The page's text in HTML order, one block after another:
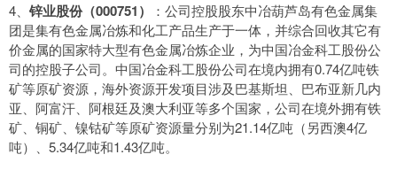
4、 锌业股份（000751）
：公司控股股东中冶葫芦岛有色金属集
团是集有色金属冶炼和化工产品生产于一体，并综合回收其它有
价金属的国家特大型有色金属冶炼企业，为中国冶金科工股份公
司的控股子公司。中国冶金科工股份公司在境内拥有0.74亿吨铁
矿等原矿资源，海外资源开发项目涉及巴基斯坦、巴布亚新几内
亚、阿富汗、阿根廷及澳大利亚等多个国家，公司在境外拥有铁
矿、铜矿、镍钴矿等原矿资源量分别为21.14亿吨（另西澳4亿
吨）、5.34亿吨和1.43亿吨。